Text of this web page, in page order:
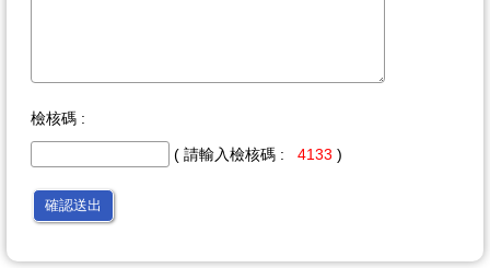
檢核碼 :
( 請輸入檢核碼 : 4133 )
確認送出